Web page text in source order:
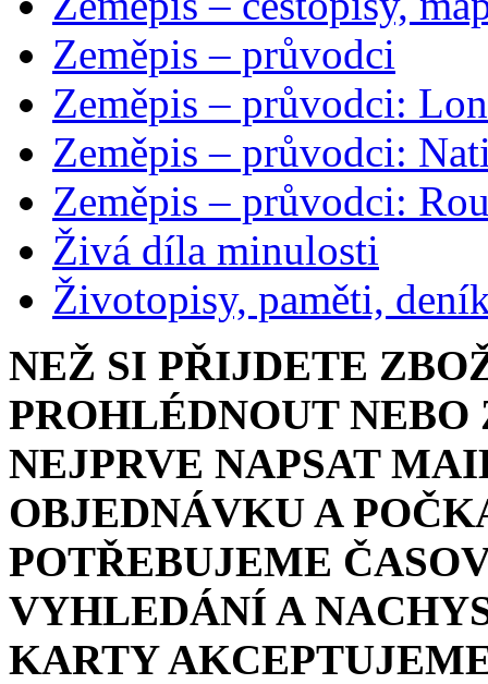
Zeměpis – průvodci
Zeměpis – průvodci:
Zeměpis – průvodci:
Zeměpis – průvodci:
Živá díla minulosti
Životopisy, paměti,
NEŽ SI PŘIJDETE
PROHLÉDNOUT
NEJPRVE NAPSAT
OBJEDNÁVKU A
POTŘEBUJEME
VYHLEDÁNÍ A
KARTY